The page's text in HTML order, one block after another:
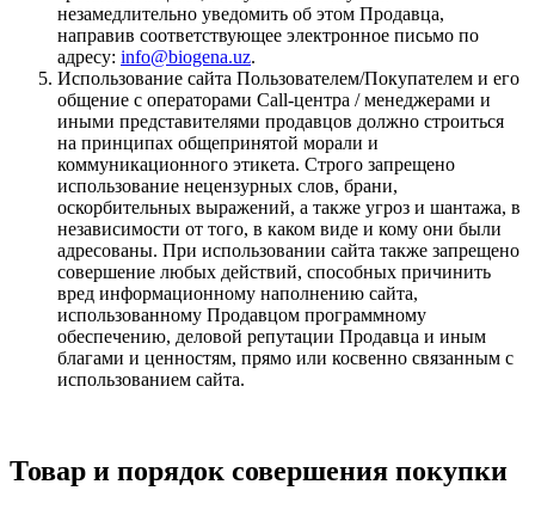
незамедлительно уведомить об этом Продавца,
направив соответствующее электронное письмо по
адресу: info@biogena.uz.
Использование сайта Пользователем/Покупателем и его
общение с операторами Call-центра / менеджерами и
иными представителями продавцов должно строиться
на принципах общепринятой морали и
коммуникационного этикета. Строго запрещено
использование нецензурных слов, брани,
оскорбительных выражений, а также угроз и шантажа, в
независимости от того, в каком виде и кому они были
адресованы. При использовании сайта также запрещено
совершение любых действий, способных причинить
вред информационному наполнению сайта,
использованному Продавцом программному
обеспечению, деловой репутации Продавца и иным
благами и ценностям, прямо или косвенно связанным с
использованием сайта.
Товар и порядок совершения покупки